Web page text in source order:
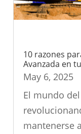
10 razones
Avanzada en
May 6, 2025
El mundo
mantenerse